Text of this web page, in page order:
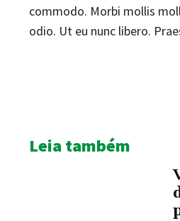
commodo. Morbi mollis
odio. Ut eu nunc libero.
Leia também